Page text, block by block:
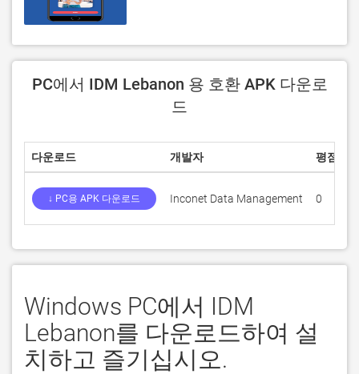
PC에서 IDM Lebanon 용 호환 APK 다운로
드
다운로드 개발자 평점
↓ PC용 APK 다운로드 Inconet Data Management 0
Windows PC에서 IDM
Lebanon를 다운로드하여 설
치하고 즐기십시오.